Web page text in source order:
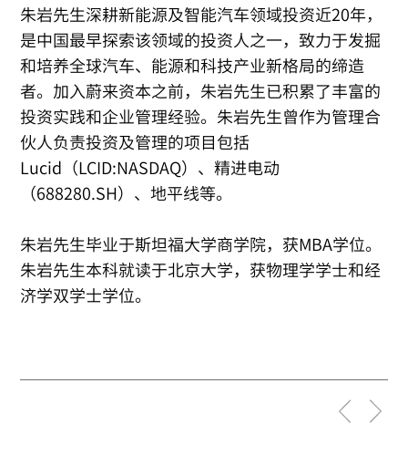
朱岩先生深耕新能源及智能汽车领域投资近20年，
是中国最早探索该领域的投资人之一，致力于发掘
和培养全球汽车、能源和科技产业新格局的缔造
者。加入蔚来资本之前，朱岩先生已积累了丰富的
投资实践和企业管理经验。朱岩先生曾作为管理合
伙人负责投资及管理的项目包括
Lucid（LCID:NASDAQ）、精进电动
（688280.SH）、地平线等。
朱岩先生毕业于斯坦福大学商学院，获MBA学位。
朱岩先生本科就读于北京大学，获物理学学士和经
济学双学士学位。